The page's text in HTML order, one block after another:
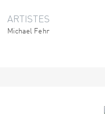
ARTISTES
Michael Fehr